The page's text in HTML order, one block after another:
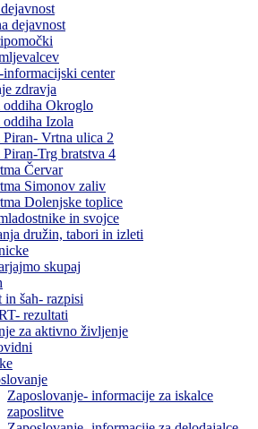
dejavnost
informacijski center
zdravja
oddiha Okroglo
Izola
Vrtna ulica 2
Trg bratstva 4
Červar
Simonov zaliv
Dolenjske toplice
in svojce
družin, tabori in izleti
skupaj
in šah- razpisi
rezultati
za aktivno življenje
Zaposlovanje- informacije za iskalce
zaposlitve